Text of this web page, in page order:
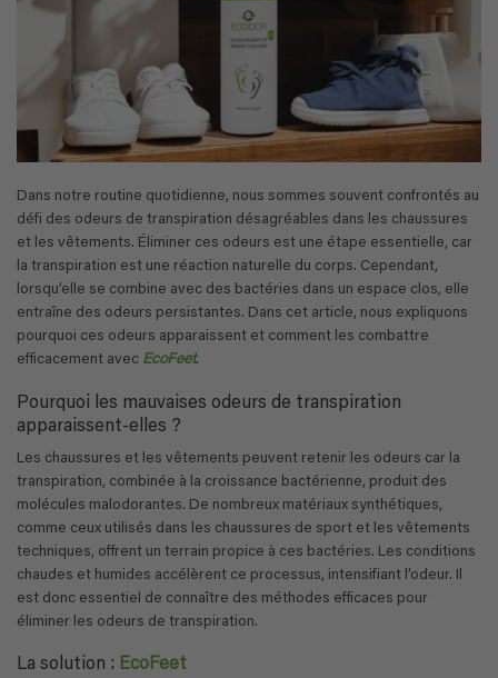
Dans notre routine quotidienne, nous sommes souvent confrontés au
défi des odeurs de transpiration désagréables dans les chaussures
et les vêtements. Éliminer ces odeurs est une étape essentielle, car
la transpiration est une réaction naturelle du corps. Cependant,
lorsqu’elle se combine avec des bactéries dans un espace clos, elle
entraîne des odeurs persistantes. Dans cet article, nous expliquons
pourquoi ces odeurs apparaissent et comment les combattre
efficacement avec EcoFeet.
Pourquoi les mauvaises odeurs de transpiration
apparaissent-elles ?
Les chaussures et les vêtements peuvent retenir les odeurs car la
transpiration, combinée à la croissance bactérienne, produit des
molécules malodorantes. De nombreux matériaux synthétiques,
comme ceux utilisés dans les chaussures de sport et les vêtements
techniques, offrent un terrain propice à ces bactéries. Les conditions
chaudes et humides accélèrent ce processus, intensifiant l’odeur. Il
est donc essentiel de connaître des méthodes efficaces pour
éliminer les odeurs de transpiration.
La solution : EcoFeet